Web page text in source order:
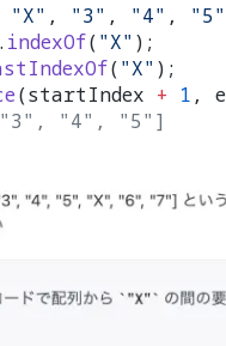
"X" , "3" , "4" , "5"
indexOf("X" );
("X" );
(startIndex + 1 ,
"4", "5"]